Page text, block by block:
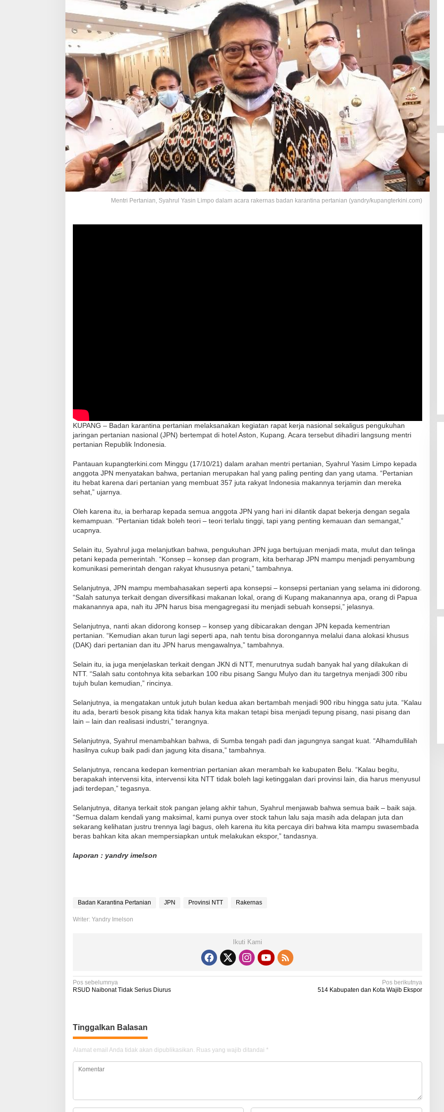
Mentri Pertanian, Syahrul Yasin Limpo dalam acara rakernas badan karantina pertanian (yandry/kupangterkini.com)
KUPANG – Badan karantina pertanian melaksanakan kegiatan rapat kerja nasional sekaligus pengukuhan
jaringan pertanian nasional (JPN) bertempat di hotel Aston, Kupang. Acara tersebut dihadiri langsung mentri
pertanian Republik Indonesia.
Pantauan kupangterkini.com Minggu (17/10/21) dalam arahan mentri pertanian, Syahrul Yasim Limpo kepada
anggota JPN menyatakan bahwa, pertanian merupakan hal yang paling penting dan yang utama. “Pertanian
itu hebat karena dari pertanian yang membuat 357 juta rakyat Indonesia makannya terjamin dan mereka
sehat,” ujarnya.
Oleh karena itu, ia berharap kepada semua anggota JPN yang hari ini dilantik dapat bekerja dengan segala
kemampuan. “Pertanian tidak boleh teori – teori terlalu tinggi, tapi yang penting kemauan dan semangat,”
ucapnya.
Selain itu, Syahrul juga melanjutkan bahwa, pengukuhan JPN juga bertujuan menjadi mata, mulut dan telinga
petani kepada pemerintah. “Konsep – konsep dan program, kita berharap JPN mampu menjadi penyambung
komunikasi pemerintah dengan rakyat khususnya petani,” tambahnya.
Selanjutnya, JPN mampu membahasakan seperti apa konsepsi – konsepsi pertanian yang selama ini didorong.
“Salah satunya terkait dengan diversifikasi makanan lokal, orang di Kupang makanannya apa, orang di Papua
makanannya apa, nah itu JPN harus bisa mengagregasi itu menjadi sebuah konsepsi,” jelasnya.
Selanjutnya, nanti akan didorong konsep – konsep yang dibicarakan dengan JPN kepada kementrian
pertanian. “Kemudian akan turun lagi seperti apa, nah tentu bisa dorongannya melalui dana alokasi khusus
(DAK) dari pertanian dan itu JPN harus mengawalnya,” tambahnya.
Selain itu, ia juga menjelaskan terkait dengan JKN di NTT, menurutnya sudah banyak hal yang dilakukan di
NTT. “Salah satu contohnya kita sebarkan 100 ribu pisang Sangu Mulyo dan itu targetnya menjadi 300 ribu
tujuh bulan kemudian,” rincinya.
Selanjutnya, ia mengatakan untuk jutuh bulan kedua akan bertambah menjadi 900 ribu hingga satu juta. “Kalau
itu ada, berarti besok pisang kita tidak hanya kita makan tetapi bisa menjadi tepung pisang, nasi pisang dan
lain – lain dan realisasi industri,” terangnya.
Selanjutnya, Syahrul menambahkan bahwa, di Sumba tengah padi dan jagungnya sangat kuat. “Alhamdullilah
hasilnya cukup baik padi dan jagung kita disana,” tambahnya.
Selanjutnya, rencana kedepan kementrian pertanian akan merambah ke kabupaten Belu. “Kalau begitu,
berapakah intervensi kita, intervensi kita NTT tidak boleh lagi ketinggalan dari provinsi lain, dia harus menyusul
jadi terdepan,” tegasnya.
Selanjutnya, ditanya terkait stok pangan jelang akhir tahun, Syahrul menjawab bahwa semua baik – baik saja.
“Semua dalam kendali yang maksimal, kami punya over stock tahun lalu saja masih ada delapan juta dan
sekarang kelihatan justru trennya lagi bagus, oleh karena itu kita percaya diri bahwa kita mampu swasembada
beras bahkan kita akan mempersiapkan untuk melakukan ekspor,” tandasnya.
laporan : yandry imelson
Badan Karantina Pertanian JPN Provinsi NTT Rakernas
Writer: Yandry Imelson
Ikuti Kami
N
i
g
a
s
p
Pos sebelumnya
RSUD Naibonat Tidak Serius Diurus
Pos berikutnya
514 Kabupaten dan Kota Wajib Ekspor
Tinggalkan Balasan
Alamat email Anda tidak akan dipublikasikan. Ruas yang wajib ditandai *
RSUD Naibonat Musnahkan Obat
Kadaluarsa